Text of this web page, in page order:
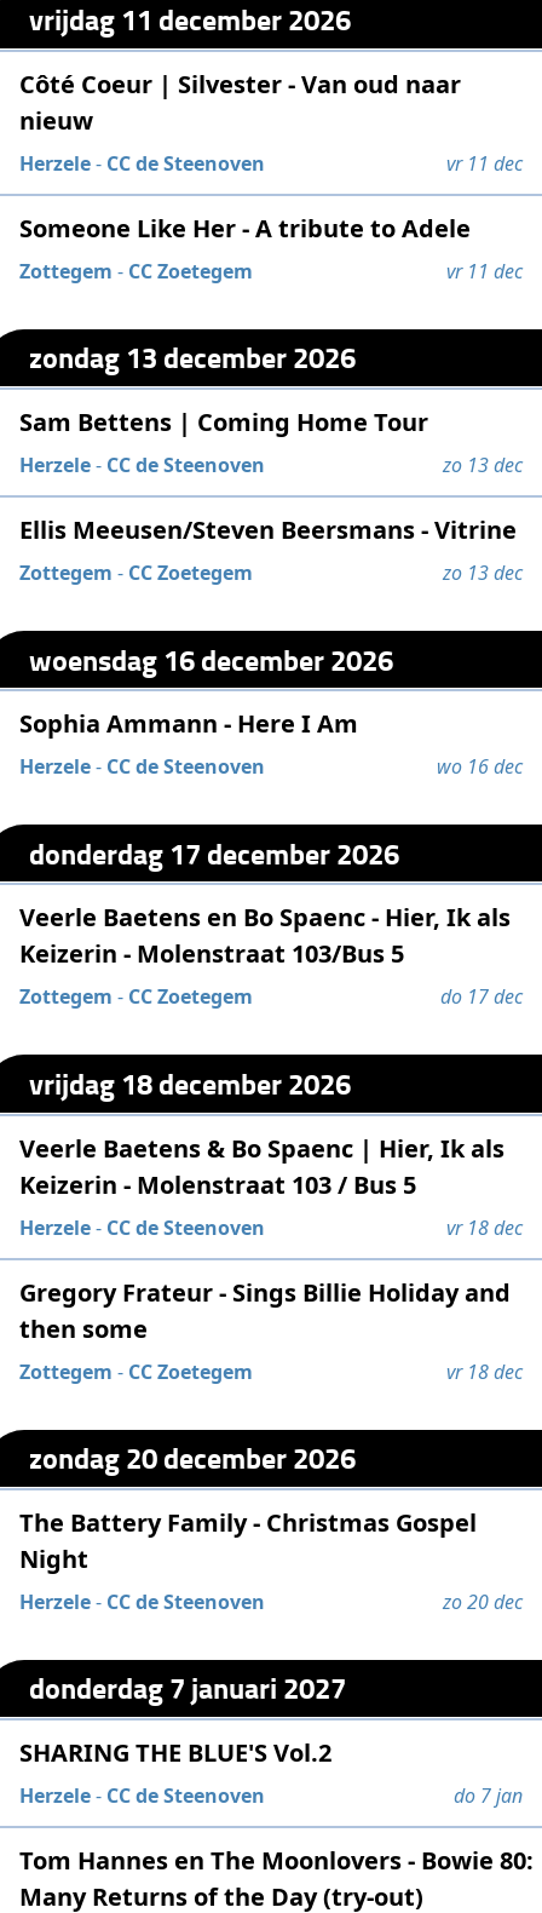
vrijdag 11 december 2026
Côté Coeur | Silvester - Van oud naar
nieuw
Herzele- CC de Steenoven vr 11 dec
Someone Like Her - A tribute to Adele
Zottegem - CC Zoetegem vr 11 dec
zondag 13 december 2026
Sam Bettens | Coming Home Tour
Herzele- CC de Steenoven zo 13 dec
Ellis Meeusen/Steven Beersmans - Vitrine
Zottegem - CC Zoetegem zo 13 dec
woensdag 16 december 2026
Sophia Ammann - Here I Am
Herzele- CC de Steenoven wo 16 dec
donderdag 17 december 2026
Veerle Baetens en Bo Spaenc - Hier, Ik als
Keizerin - Molenstraat 103/Bus 5
Zottegem - CC Zoetegem do 17 dec
vrijdag 18 december 2026
Veerle Baetens & Bo Spaenc | Hier, Ik als
Keizerin - Molenstraat 103 / Bus 5
Herzele- CC de Steenoven vr 18 dec
Gregory Frateur - Sings Billie Holiday and
then some
Zottegem - CC Zoetegem vr 18 dec
zondag 20 december 2026
The Battery Family - Christmas Gospel
Night
Herzele- CC de Steenoven zo 20 dec
donderdag 7 januari 2027
SHARING THE BLUE'S Vol.2
Herzele- CC de Steenoven do 7 jan
Tom Hannes en The Moonlovers - Bowie 80:
Many Returns of the Day (try-out)